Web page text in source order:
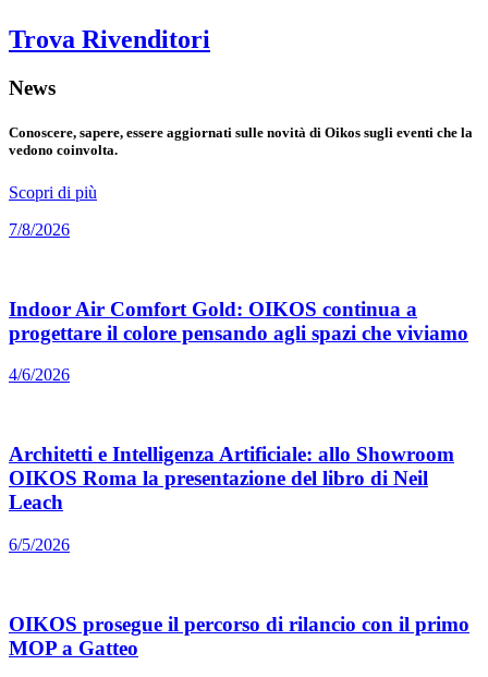
Trova Rivenditori
News
Conoscere, sapere, essere aggiornati sulle novità di Oikos sugli eventi che la
vedono coinvolta.
Scopri di più
7/8/2026
Indoor Air Comfort Gold: OIKOS continua a
progettare il colore pensando agli spazi che viviamo
4/6/2026
Architetti e Intelligenza Artificiale: allo Showroom
OIKOS Roma la presentazione del libro di Neil
Leach
6/5/2026
OIKOS prosegue il percorso di rilancio con il primo
MOP a Gatteo